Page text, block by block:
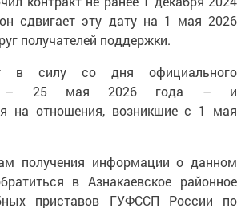
сдвигает эту дату на 1 мая 2026
получателей поддержки.
в силу со дня официального
– 25 мая 2026 года – и
на отношения, возникшие с 1 мая
получения информации о данном
в Азнакаевское районное
приставов ГУФССП России по